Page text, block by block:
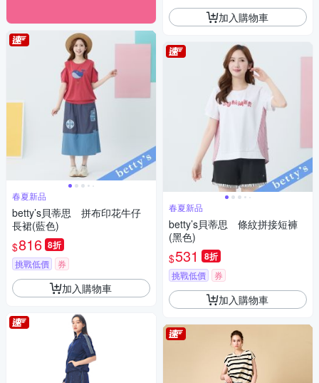
春夏新品
betty’s貝蒂思 拼布印花牛仔
長裙(藍色)
$816 8折
挑戰低價 券
加入購物車
加入購物車
春夏新品
betty’s貝蒂思 條紋拼接短褲
(黑色)
$531 8折
挑戰低價 券
加入購物車